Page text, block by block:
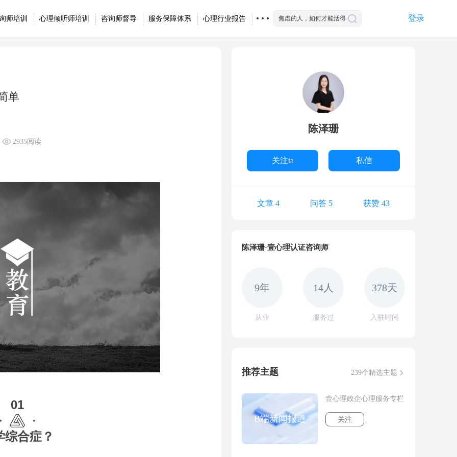
师培训 心理倾听师培训 咨询师督导 服务保障体系 心理行业报告 登录
单
2935阅读
01
综合症？
陈泽珊
关注ta 私信
文章 4 问答 5 获赞 43
陈泽珊·壹心理认证咨询师
9年
从业
14人
服务过
378天
入驻时间
推荐主题 239个精选主题
B端新闻报道
壹心理政企心理服务专栏
关注